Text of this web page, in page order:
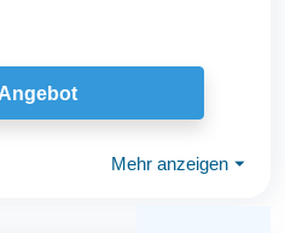
Mehr anzeigen ⏷